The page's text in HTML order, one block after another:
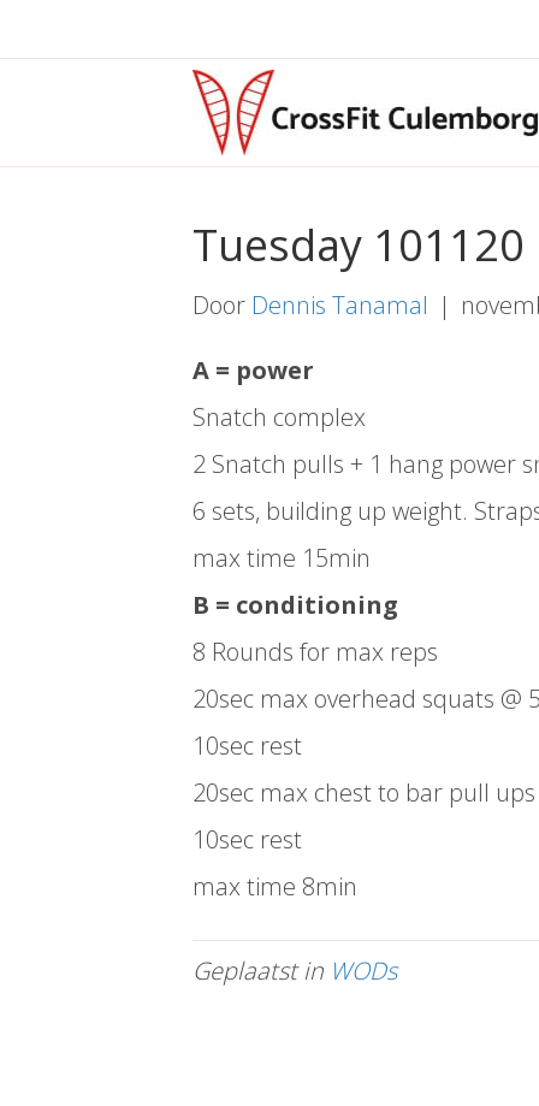
Tuesday 101120
Door Dennis Tanamal |
A = power
Snatch complex
2 Snatch pulls + 1 hang power
6 sets, building up weight.
max time 15min
B = conditioning
8 Rounds for max reps
20sec max overhead squats @
10sec rest
20sec max chest to bar pull ups
10sec rest
max time 8min
Geplaatst in WODs